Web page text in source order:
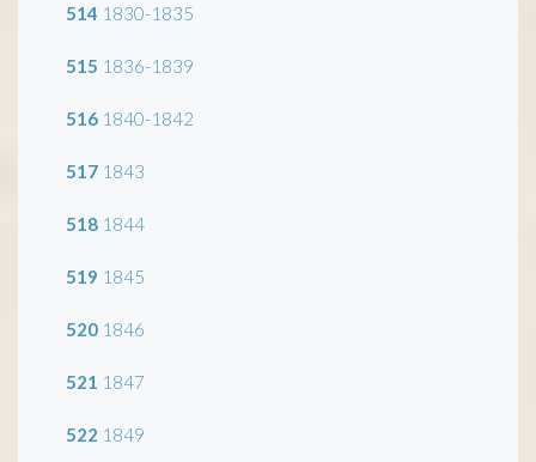
514 1830-1835
515 1836-1839
516 1840-1842
517 1843
518 1844
519 1845
520 1846
521 1847
522 1849